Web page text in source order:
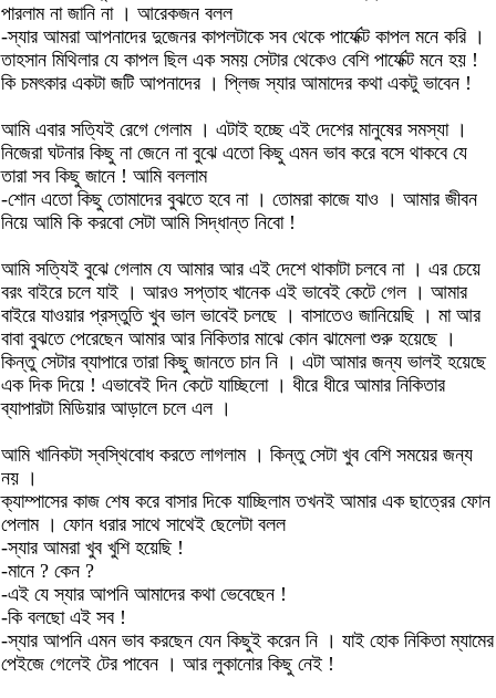
পারলাম না জানি না । আরেকজন বলল
-স্যার আমরা আপনাদের দুজেনর কাপলটাকে সব থেকে পার্ফেক্ট কাপল মনে করি ।
তাহসান মিথিলার যে কাপল ছিল এক সময় সেটার থেকেও বেশি পার্ফেক্ট মনে হয় !
কি চমৎকার একটা জটি আপনাদের । প্লিজ স্যার আমাদের কথা একটু ভাবেন !
আমি এবার সত্যিই রেগে গেলাম । এটাই হচ্ছে এই দেশের মানুষের সমস্যা ।
নিজেরা ঘটনার কিছু না জেনে না বুঝে এতো কিছু এমন ভাব করে বসে থাকবে যে
তারা সব কিছু জানে ! আমি বললাম
-শোন এতো কিছু তোমাদের বুঝতে হবে না । তোমরা কাজে যাও । আমার জীবন
নিয়ে আমি কি করবো সেটা আমি সিদ্ধান্ত নিবো !
আমি সত্যিই বুঝে গেলাম যে আমার আর এই দেশে থাকাটা চলবে না । এর চেয়ে
বরং বাইরে চলে যাই । আরও সপ্তাহ খানেক এই ভাবেই কেটে গেল । আমার
বাইরে যাওয়ার প্রস্তুতি খুব ভাল ভাবেই চলছে । বাসাতেও জানিয়েছি । মা আর
বাবা বুঝতে পেরেছেন আমার আর নিকিতার মাঝে কোন ঝামেলা শুরু হয়েছে ।
কিন্তু সেটার ব্যাপারে তারা কিছু জানতে চান নি । এটা আমার জন্য ভালই হয়েছে
এক দিক দিয়ে ! এভাবেই দিন কেটে যাচ্ছিলো । ধীরে ধীরে আমার নিকিতার
ব্যাপারটা মিডিয়ার আড়ালে চলে এল ।
আমি খানিকটা স্বস্থিবোধ করতে লাগলাম । কিন্তু সেটা খুব বেশি সময়ের জন্য
নয় ।
ক্যাম্পাসের কাজ শেষ করে বাসার দিকে যাচ্ছিলাম তখনই আমার এক ছাত্রের ফোন
পেলাম । ফোন ধরার সাথে সাথেই ছেলেটা বলল
-স্যার আমরা খুব খুশি হয়েছি !
-মানে ? কেন ?
-এই যে স্যার আপনি আমাদের কথা ভেবেছেন !
-কি বলছো এই সব !
-স্যার আপনি এমন ভাব করছেন যেন কিছুই করেন নি । যাই হোক নিকিতা ম্যামের
পেইজে গেলেই টের পাবেন । আর লুকানোর কিছু নেই !